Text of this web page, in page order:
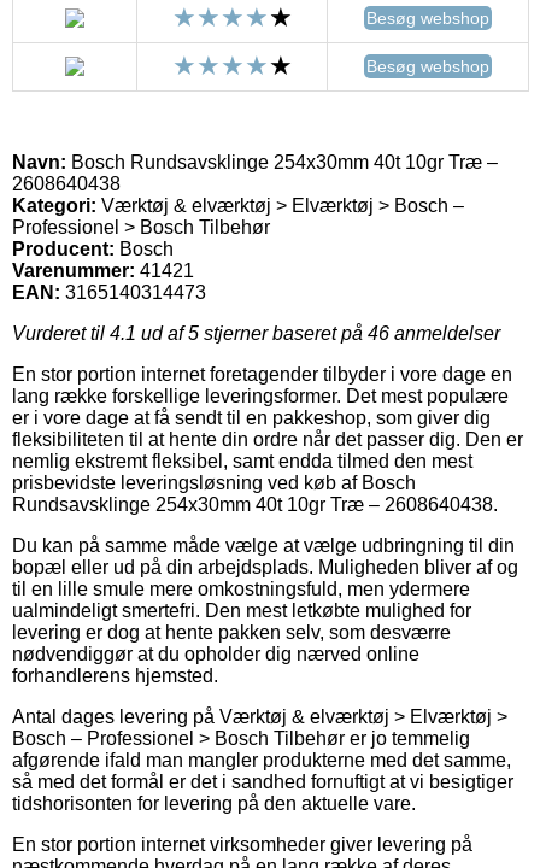
Besøg webshop
Besøg webshop
Navn: Bosch Rundsavsklinge 254x30mm 40t 10gr Træ –
2608640438
Kategori: Værktøj & elværktøj > Elværktøj > Bosch –
Professionel > Bosch Tilbehør
Producent: Bosch
Varenummer: 41421
EAN: 3165140314473
Vurderet til 4.1 ud af 5 stjerner baseret på 46 anmeldelser
En stor portion internet foretagender tilbyder i vore dage en
lang række forskellige leveringsformer. Det mest populære
er i vore dage at få sendt til en pakkeshop, som giver dig
fleksibiliteten til at hente din ordre når det passer dig. Den er
nemlig ekstremt fleksibel, samt endda tilmed den mest
prisbevidste leveringsløsning ved køb af Bosch
Rundsavsklinge 254x30mm 40t 10gr Træ – 2608640438.
Du kan på samme måde vælge at vælge udbringning til din
bopæl eller ud på din arbejdsplads. Muligheden bliver af og
til en lille smule mere omkostningsfuld, men ydermere
ualmindeligt smertefri. Den mest letkøbte mulighed for
levering er dog at hente pakken selv, som desværre
nødvendiggør at du opholder dig nærved online
forhandlerens hjemsted.
Antal dages levering på Værktøj & elværktøj > Elværktøj >
Bosch – Professionel > Bosch Tilbehør er jo temmelig
afgørende ifald man mangler produkterne med det samme,
så med det formål er det i sandhed fornuftigt at vi besigtiger
tidshorisonten for levering på den aktuelle vare.
En stor portion internet virksomheder giver levering på